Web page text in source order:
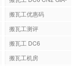
搬瓦工优惠码
搬瓦工测评
搬瓦工 DC6
搬瓦工机房